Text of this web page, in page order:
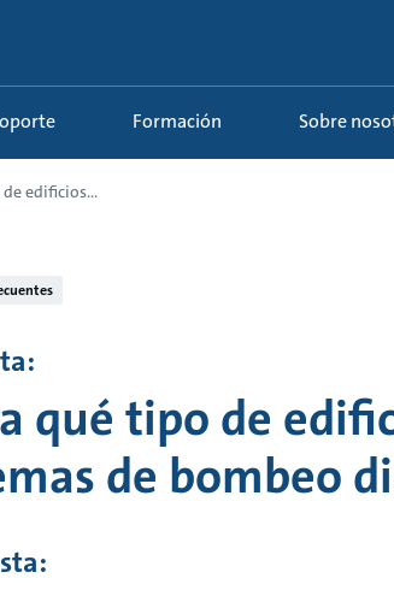
Soporte Formación Sobre
edificios...
qué tipo de
de bombeo